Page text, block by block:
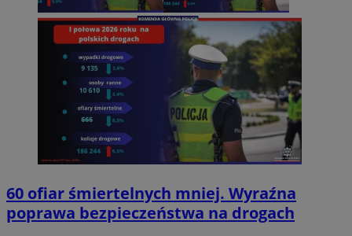
60 ofiar śmiertelnych mniej. Wyraźna
poprawa bezpieczeństwa na drogach